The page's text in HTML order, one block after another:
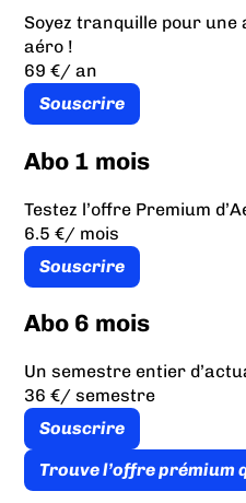
Soyez tranquille pour une
aéro !
69 €/ an
Souscrire
Abo 1 mois
Testez l’offre Premium
6.5 €/ mois
Souscrire
Abo 6 mois
Un semestre entier
36 €/ semestre
Souscrire
Trouve l’offre prémium